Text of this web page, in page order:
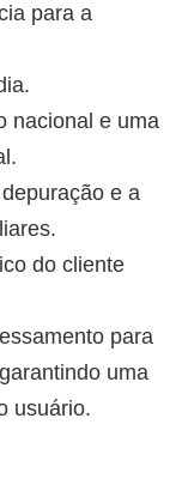
para a
nacional e uma
e a
do cliente
para
uma
usuário.